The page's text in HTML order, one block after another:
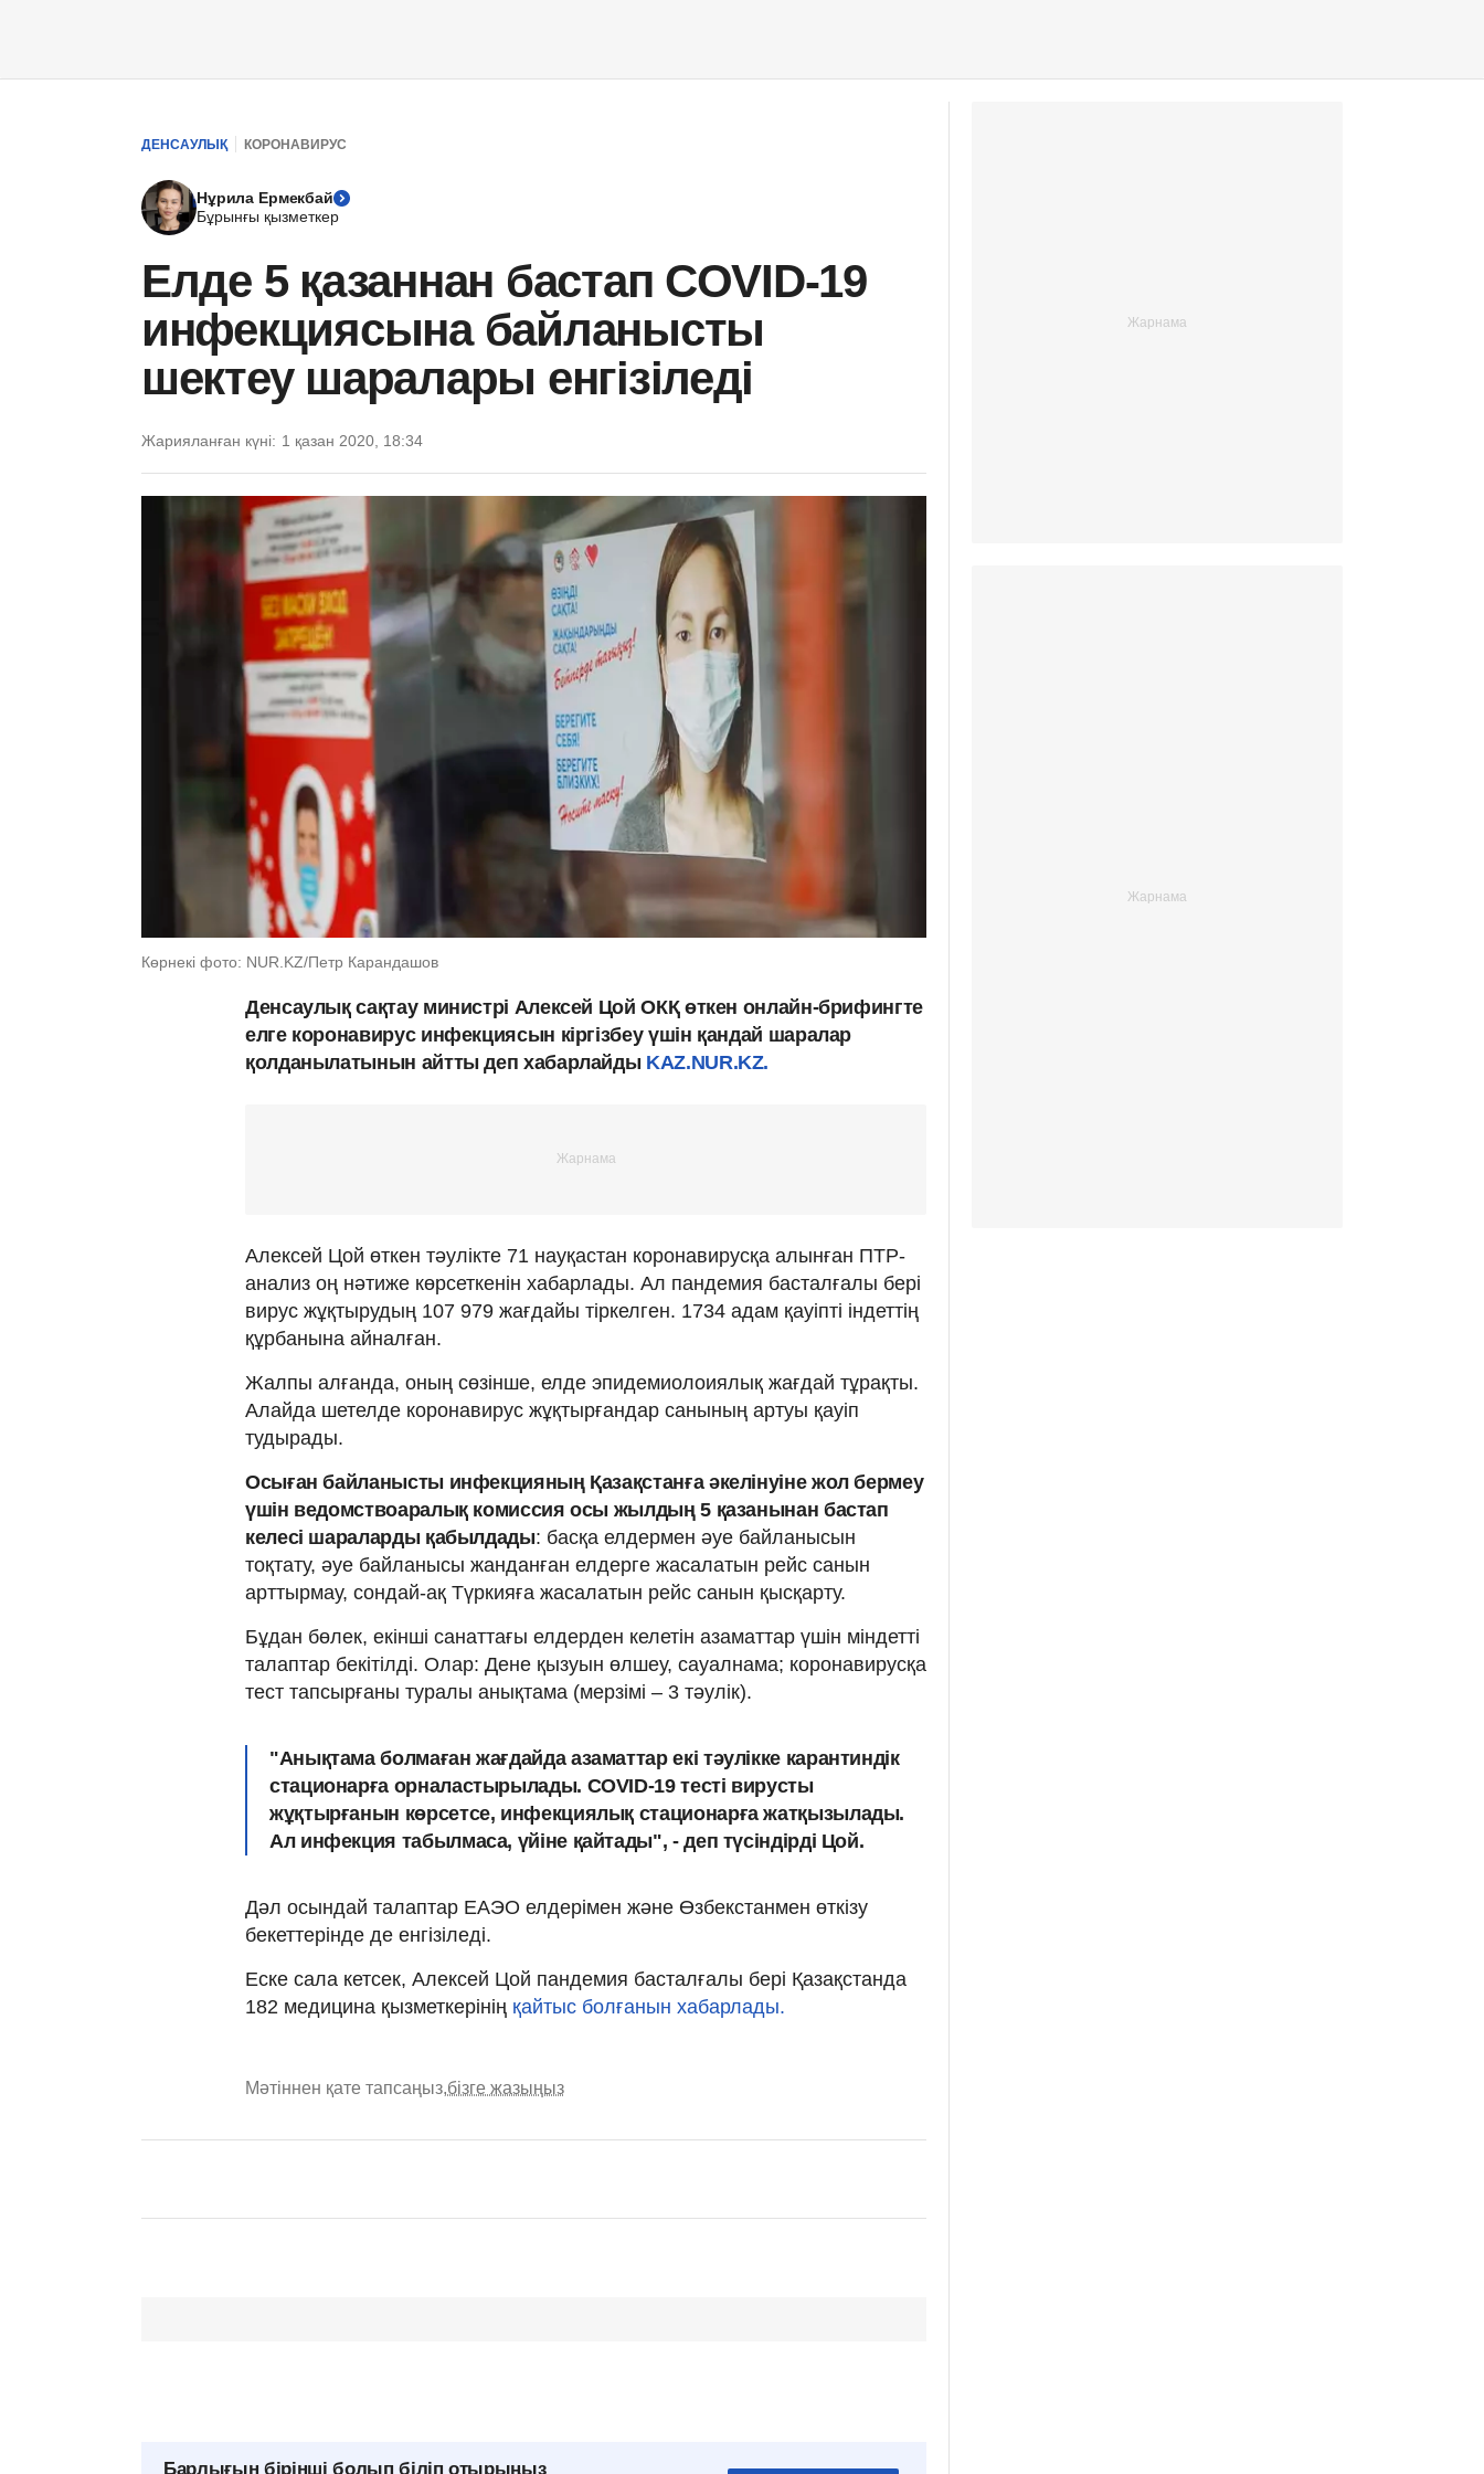
ДЕНСАУЛЫҚ КОРОНАВИРУС
Нұрила Ермекбай
Бұрынғы қызметкер
Елде 5 қазаннан бастап COVID-19
инфекциясына байланысты
шектеу шаралары енгізіледі
Жарияланған күні: 1 қазан 2020, 18:34
Көрнекі фото: NUR.KZ/Петр Карандашов
Денсаулық сақтау министрі Алексей Цой ОКҚ өткен онлайн-брифингте
елге коронавирус инфекциясын кіргізбеу үшін қандай шаралар
қолданылатынын айтты деп хабарлайды KAZ.NUR.KZ.
Алексей Цой өткен тәулікте 71 науқастан коронавирусқа алынған ПТР-
анализ оң нәтиже көрсеткенін хабарлады. Ал пандемия басталғалы бері
вирус жұқтырудың 107 979 жағдайы тіркелген. 1734 адам қауіпті індеттің
құрбанына айналған.
Жалпы алғанда, оның сөзінше, елде эпидемиолоиялық жағдай тұрақты.
Алайда шетелде коронавирус жұқтырғандар санының артуы қауіп
тудырады.
Осыған байланысты инфекцияның Қазақстанға әкелінуіне жол бермеу
үшін ведомствоаралық комиссия осы жылдың 5 қазанынан бастап
келесі шараларды қабылдады: басқа елдермен әуе байланысын
тоқтату, әуе байланысы жанданған елдерге жасалатын рейс санын
арттырмау, сондай-ақ Түркияға жасалатын рейс санын қысқарту.
Бұдан бөлек, екінші санаттағы елдерден келетін азаматтар үшін міндетті
талаптар бекітілді. Олар: Дене қызуын өлшеу, сауалнама; коронавирусқа
тест тапсырғаны туралы анықтама (мерзімі – 3 тәулік).
"Анықтама болмаған жағдайда азаматтар екі тәулікке карантиндік
стационарға орналастырылады. COVID-19 тесті вирусты
жұқтырғанын көрсетсе, инфекциялық стационарға жатқызылады.
Ал инфекция табылмаса, үйіне қайтады", - деп түсіндірді Цой.
Дәл осындай талаптар ЕАЭО елдерімен және Өзбекстанмен өткізу
бекеттерінде де енгізіледі.
Еске сала кетсек, Алексей Цой пандемия басталғалы бері Қазақстанда
182 медицина қызметкерінің қайтыс болғанын хабарлады.
Мәтіннен қате тапсаңыз,бізге жазыңыз
Барлығын бірінші болып біліп отырыңыз